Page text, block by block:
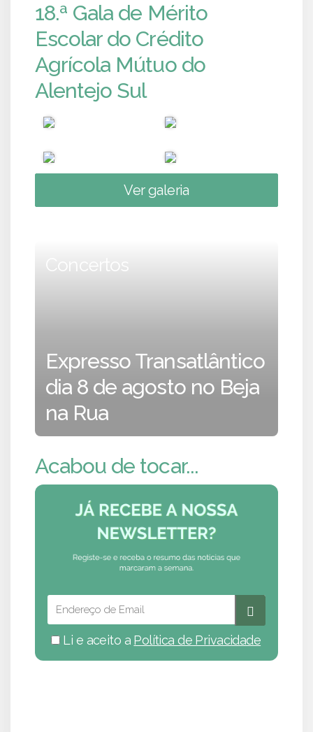
18.ª Gala de Mérito
Escolar do Crédito
Agrícola Mútuo do
Alentejo Sul
Ver galeria
Concertos
Expresso Transatlântico
dia 8 de agosto no Beja
na Rua
Acabou de tocar...
Li e aceito a Política de Privacidade